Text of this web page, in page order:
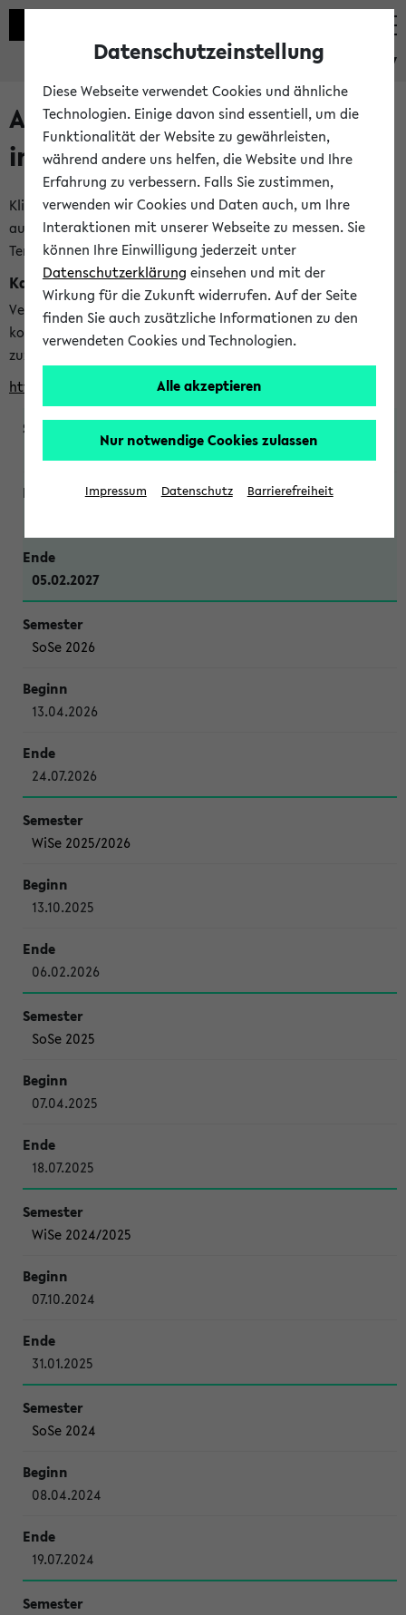
eKVV
Alle veröffentlichten Semester
im eKVV
Klicken Sie auf das Semester, welches Sie für Ihre Sitzung
auswählen möchten. Bitte beachten Sie auch die weiteren
Termine imKalender der Lehrplanung
Kalenderintegration
Verwenden Sie die folgende Adresse, um mit einer
kompatiblen Kalenderanwendung auf die Vorlesungszeiten
zuzugreifen (nähere Informationen
finden Sie hier
https://ekvv.uni-bielefeld.de/ws/calendar?vz
WiSe 2026/2027
05.02.2027
SoSe 2026
13.04.2026
24.07.2026
WiSe 2025/2026
13.10.2025
06.02.2026
SoSe 2025
07.04.2025
18.07.2025
WiSe 2024/2025
07.10.2024
31.01.2025
SoSe 2024
08.04.2024
19.07.2024
Datenschutzeinstellung
Diese Webseite verwendet Cookies und ähnliche
Technologien. Einige davon sind essentiell, um die
Funktionalität der Website zu gewährleisten,
während andere uns helfen, die Website und Ihre
Erfahrung zu verbessern. Falls Sie zustimmen,
verwenden wir Cookies und Daten auch, um Ihre
Interaktionen mit unserer Webseite zu messen. Sie
können Ihre Einwilligung jederzeit unter
Datenschutzerklärung einsehen und mit der
Wirkung für die Zukunft widerrufen. Auf der Seite
finden Sie auch zusätzliche Informationen zu den
verwendeten Cookies und Technologien.
Alle akzeptieren
Nur notwendige Cookies zulassen
Impressum Datenschutz Barrierefreiheit